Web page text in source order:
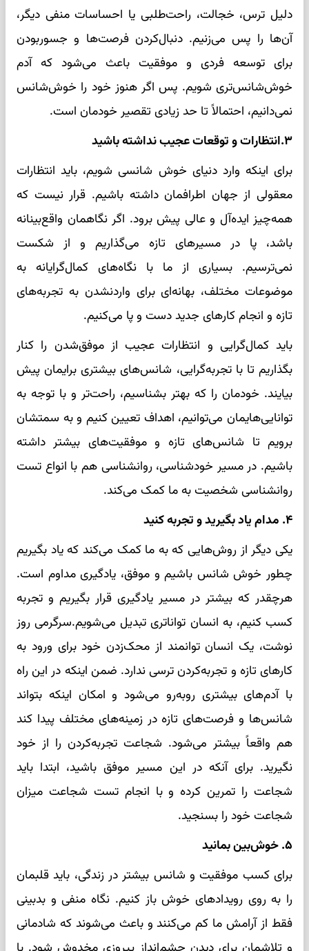
دلیل ترس، خجالت، راحت‌طلبی یا احساسات منفی دیگر،
آن‌ها را پس می‌زنیم. دنبال‌کردن فرصت‌ها و جسوربودن
برای توسعه فردی و موفقیت باعث می‌شود که آدم
خوش‌شانس‌تری شویم. پس اگر هنوز خود را خوش‌شانس
نمی‌دانیم، احتمالاً تا حد زیادی تقصیر خودمان است.
۳.انتظارات و توقعات عجیب نداشته باشید
برای اینکه وارد دنیای خوش‌ شانسی شویم، باید انتظارات
معقولی از جهان اطرافمان داشته باشیم. قرار نیست که
همه‌چیز ایده‌آل و عالی پیش برود. اگر نگاهمان واقع‌بینانه
باشد، پا در مسیرهای تازه می‌گذاریم و از شکست
نمی‌ترسیم. بسیاری از ما با نگاه‌های کمال‌گرایانه به
موضوعات مختلف، بهانه‌ای برای واردنشدن به تجربه‌های
تازه و انجام کارهای جدید دست و پا می‌کنیم.
باید کمال‌گرایی و انتظارات عجیب از موفق‌شدن را کنار
بگذاریم تا با تجربه‌گرایی، شانس‌های بیشتری برایمان پیش
بیایند. خودمان را که بهتر بشناسیم، راحت‌تر و با توجه به
توانایی‌هایمان می‌توانیم، اهداف تعیین کنیم و به سمتشان
برویم تا شانس‌های تازه و موفقیت‌های بیشتر داشته
باشیم. در مسیر خودشناسی، روانشناسی هم با انواع تست
روانشناسی شخصیت به ما کمک می‌کند.
۴. مدام یاد بگیرید و تجربه کنید
یکی دیگر از روش‌هایی که به ما کمک می‌کند که یاد بگیریم
چطور خوش شانس باشیم و موفق، یادگیری مداوم است.
هرچقدر که بیشتر در مسیر یادگیری قرار بگیریم و تجربه
کسب کنیم، به انسان تواناتری تبدیل می‌شویم.سرگرمی روز
نوشت، یک انسان توانمند از محک‌زدن خود برای ورود به
کارهای تازه و تجربه‌کردن ترسی ندارد. ضمن اینکه در این راه
با آدم‌های بیشتری روبه‌رو می‌شود و امکان اینکه بتواند
شانس‌ها و فرصت‌های تازه در زمینه‌های مختلف پیدا کند
هم واقعاً بیشتر می‌شود. شجاعت تجربه‌کردن را از خود
نگیرید. برای آنکه در این مسیر موفق باشید، ابتدا باید
شجاعت را تمرین کرده و با انجام تست شجاعت میزان
شجاعت خود را بسنجید.
۵. خوش‌بین بمانید
برای کسب موفقیت و شانس بیشتر در زندگی، باید قلبمان
را به روی رویدادهای خوش باز کنیم. نگاه منفی و بدبینی
فقط از آرامش ما کم می‌کنند و باعث می‌شوند که شادمانی